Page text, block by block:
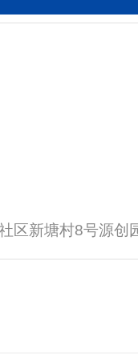
区新塘村8号源创